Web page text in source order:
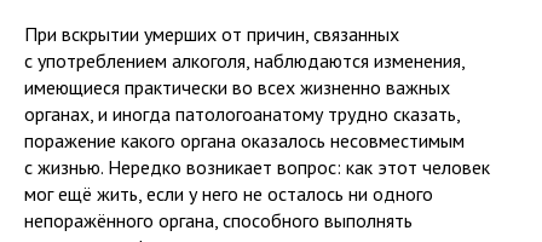
При вскрытии умерших от причин, связанных
с употреблением алкоголя, наблюдаются изменения,
имеющиеся практически во всех жизненно важных
органах, и иногда патологоанатому трудно сказать,
поражение какого органа оказалось несовместимым
с жизнью. Нередко возникает вопрос: как этот человек
мог ещё жить, если у него не осталось ни одного
непоражённого органа, способного выполнять